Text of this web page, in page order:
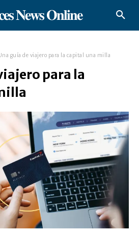
𝐍𝐞𝐰𝐬 𝐎𝐧𝐥𝐢𝐧𝐞
guía de viajero para la capital una milla
para la